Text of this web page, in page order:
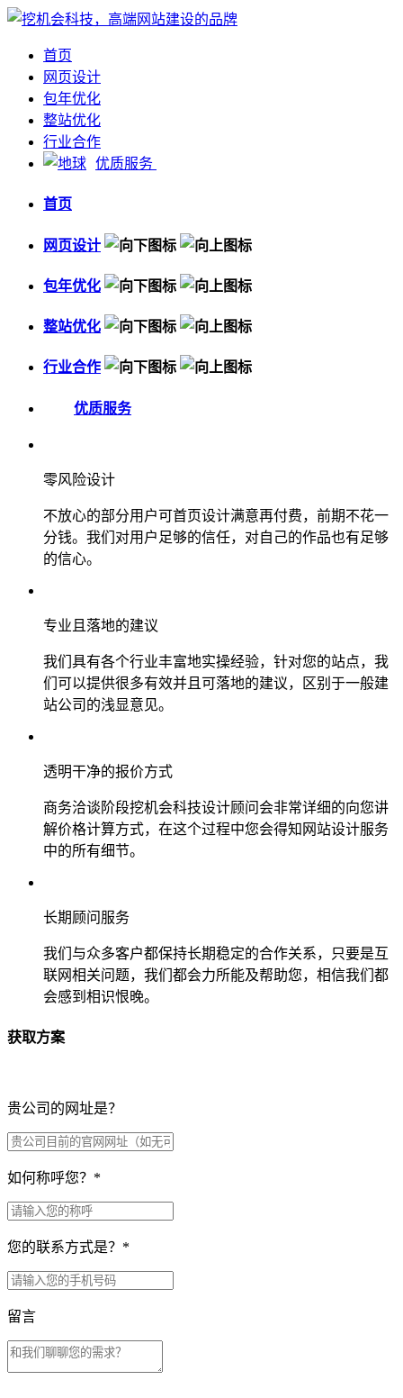
首页
网页设计
包年优化
整站优化
行业合作
优质服务
首页
网页设计
包年优化
整站优化
行业合作
优质服务
零风险设计
不放心的部分用户可首页设计满意再付费，前期不花一
分钱。我们对用户足够的信任，对自己的作品也有足够
的信心。
专业且落地的建议
我们具有各个行业丰富地实操经验，针对您的站点，我
们可以提供很多有效并且可落地的建议，区别于一般建
站公司的浅显意见。
透明干净的报价方式
商务洽谈阶段挖机会科技设计顾问会非常详细的向您讲
解价格计算方式，在这个过程中您会得知网站设计服务
中的所有细节。
长期顾问服务
我们与众多客户都保持长期稳定的合作关系，只要是互
联网相关问题，我们都会力所能及帮助您，相信我们都
会感到相识恨晚。
获取方案
贵公司的网址是？
如何称呼您？ *
您的联系方式是？ *
留言